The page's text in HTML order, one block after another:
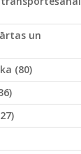
un
(80)